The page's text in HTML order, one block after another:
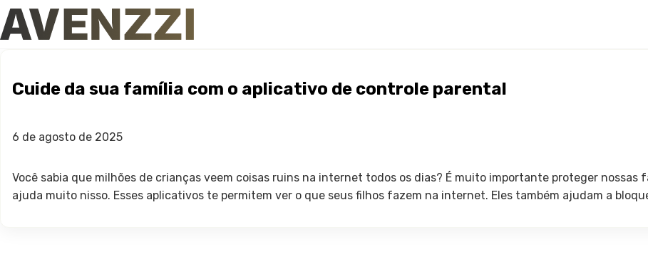
Cuide da sua família com o aplicativo de controle parental
6 de agosto de 2025
Você sabia que milhões de crianças veem coisas ruins na internet todos os dias? É muito importante proteger
ajuda muito nisso. Esses aplicativos te permitem ver o que seus filhos fazem na internet. Eles também ajudam a